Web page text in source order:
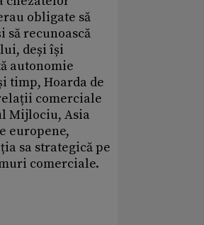
obligate să
să recunoască
deși își
autonomie
timp, Hoarda de
comerciale
Mijlociu, Asia
europene,
sa strategică pe
comerciale.